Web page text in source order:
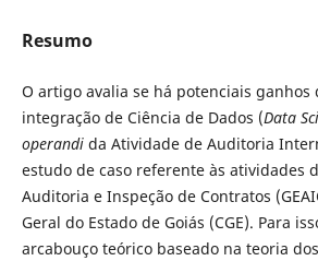
Resumo
O artigo avalia se há potenciais ganhos
integração de Ciência de Dados (Data
operandida Atividade de Auditoria
estudo de caso referente às atividades
Auditoria e Inspeção de Contratos
Geral do Estado de Goiás (CGE). Para
arcabouço teórico baseado na teoria